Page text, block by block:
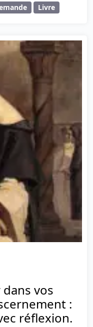
Livre
vos
:
réflexion.